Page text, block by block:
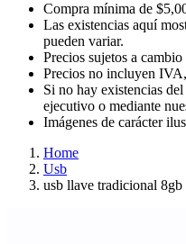
Compra mínima de
Las existencias aquí
pueden variar.
Precios sujetos a
Precios no incluyen
Si no hay existencias
ejecutivo o mediante
Imágenes de carácter
Home
Usb
usb llave tradicional 8gb